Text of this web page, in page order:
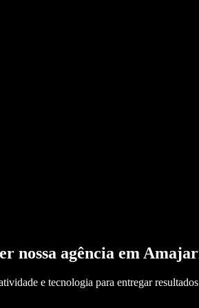
nossa agência em
e tecnologia para entregar